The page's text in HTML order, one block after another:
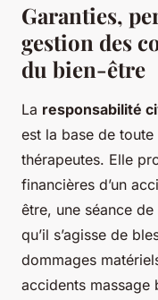
Garanties,
gestion des
du bien-être
La responsabilité
est la base de
thérapeutes. Elle
financières d’un
être, une séance
qu’il s’agisse de
dommages
accidents massage